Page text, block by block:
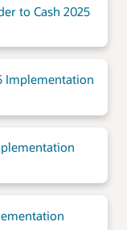
to Cash 2025
Implementation